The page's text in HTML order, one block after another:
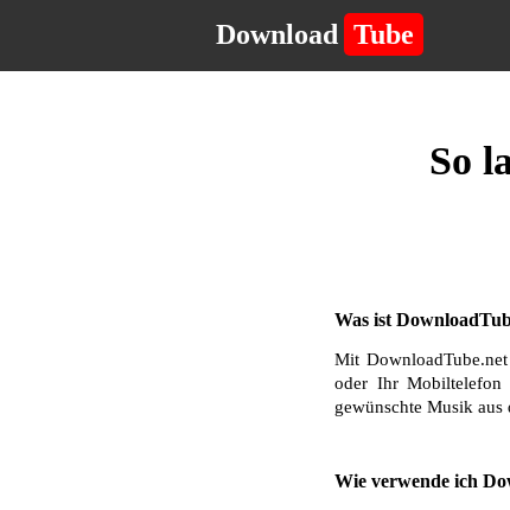
Download Tube
So
Was ist
Mit
oder Ihr Mobiltelefon
gewünschte Musik aus
Wie verwende ich